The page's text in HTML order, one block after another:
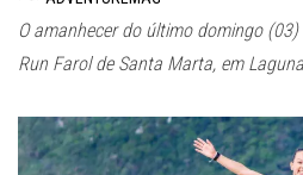
O amanhecer do último domingo
Run Farol de Santa Marta, em